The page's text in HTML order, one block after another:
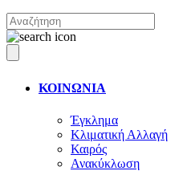
ΚΟΙΝΩΝΙΑ
Έγκλημα
Κλιματική Αλλαγή
Καιρός
Ανακύκλωση